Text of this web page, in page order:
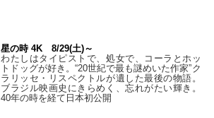
星の時 4K 8/29(土)～
わたしはタイピストで、処⼥で、コーラとホッ
トドッグが好き。“20世紀で最も謎めいた作家”ク
ラリッセ・リスペクトルが遺した最後の物語。
ブラジル映画史にきらめく、忘れがたい輝き。
40年の時を経て⽇本初公開